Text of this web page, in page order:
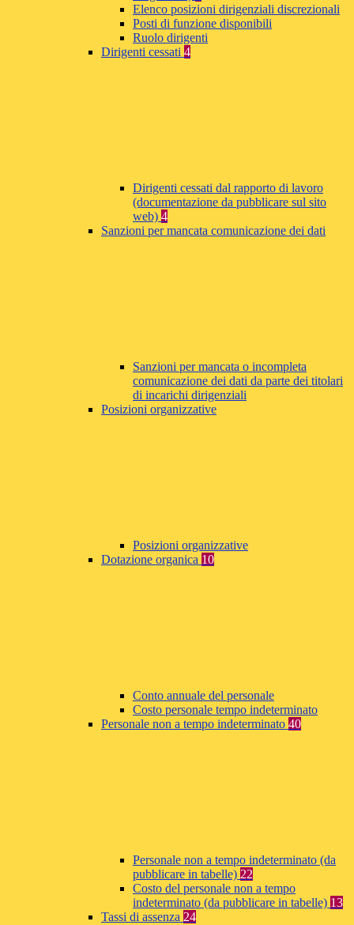
Elenco posizioni dirigenziali discrezionali
Posti di funzione disponibili
Ruolo dirigenti
Dirigenti cessati 4
Dirigenti cessati dal rapporto di lavoro
(documentazione da pubblicare sul sito
web) 4
Sanzioni per mancata comunicazione dei dati
Sanzioni per mancata o incompleta
comunicazione dei dati da parte dei titolari
di incarichi dirigenziali
Posizioni organizzative
Posizioni organizzative
Dotazione organica 10
Conto annuale del personale
Costo personale tempo indeterminato
Personale non a tempo indeterminato 40
Personale non a tempo indeterminato (da
pubblicare in tabelle) 22
Costo del personale non a tempo
indeterminato (da pubblicare in tabelle) 13
Tassi di assenza 24